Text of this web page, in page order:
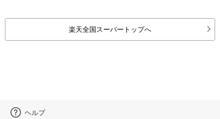
楽天全国スーパートップへ
ヘルプ